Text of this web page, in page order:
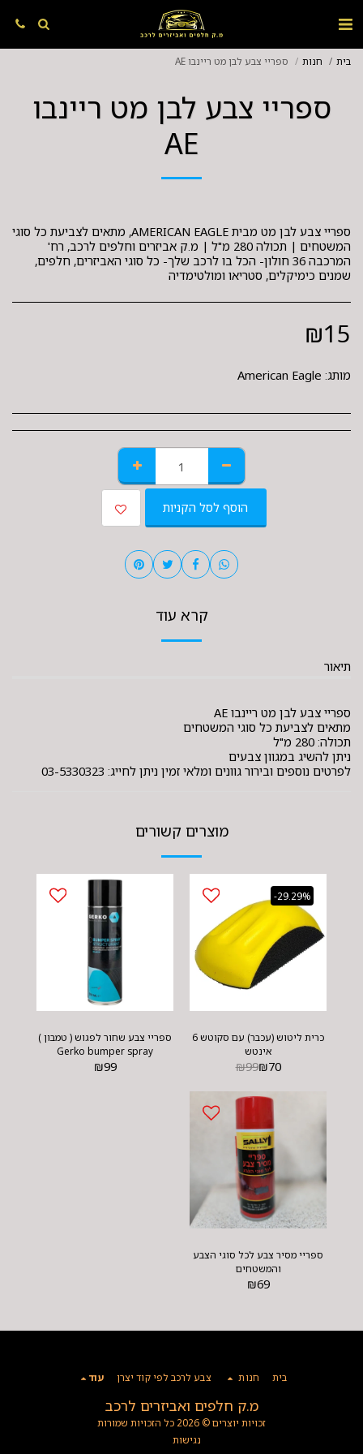
בית חנות ספריי צבע לבן מט ריינבו AE
ספריי צבע לבן מט ריינבו
AE
ספריי צבע לבן מט מבית AMERICAN EAGLE, מתאים לצביעת כל סוגי
המשטחים | תכולה 280 מ"ל | מ.ק אביזרים וחלפים לרכב, רח'
המרכבה 36 חולון- הכל בו לרכב שלך- כל סוגי האביזרים, חלפים,
שמנים כימיקלים, סטריאו ומולטימדיה
₪15
מותג: American Eagle
הוסף לסל הקניות
קרא עוד
תיאור
ספריי צבע לבן מט ריינבו AE
מתאים לצביעת כל סוגי המשטחים
תכולה: 280 מ"ל
ניתן להשיג במגוון צבעים
לפרטים נוספים ובירור גוונים ומלאי זמין ניתן לחייג: 03-5330323
מוצרים קשורים
-29.29%
כרית ליטוש (עכבר) עם סקוטש 6
אינטש
₪99₪70
ספריי צבע שחור לפגוש ( טמבון )
Gerko bumper spray
₪99
ספריי מסיר צבע לכל סוגי הצבע
והמשטחים
₪69
מ.ק חלפים ואביזרים לרכב
זכויות יוצרים © 2026 כל הזכויות שמורות
נגישות
בית חנות צבע לרכב לפי קוד יצרן עוד